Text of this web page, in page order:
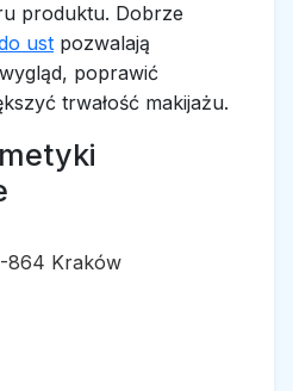
produktu. Dobrze
ust pozwalają
poprawić
trwałość makijażu.
864 Kraków